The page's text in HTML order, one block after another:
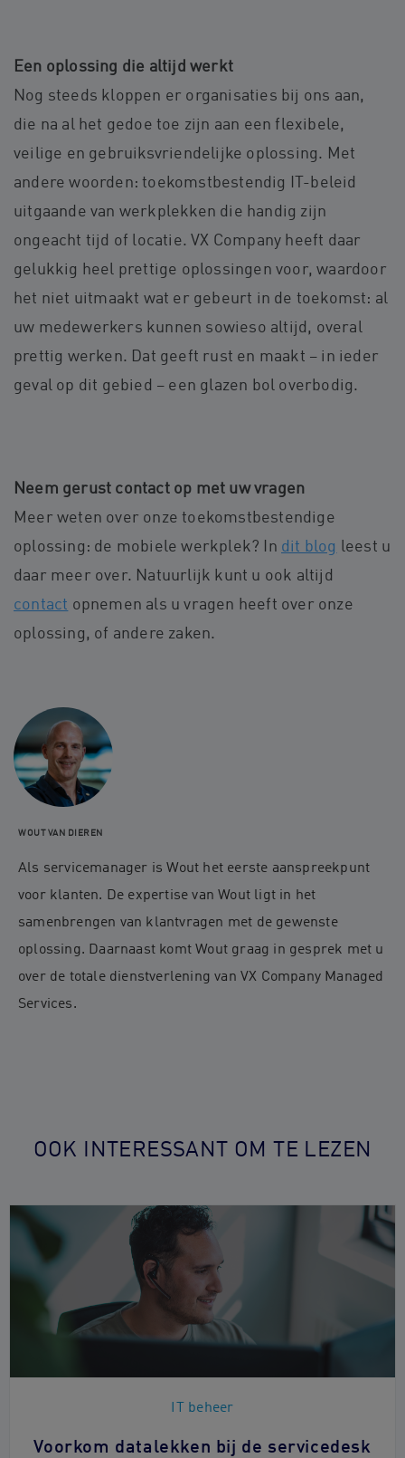
Een oplossing die altijd werkt
Nog steeds kloppen er organisaties bij ons aan,
die na al het gedoe toe zijn aan een flexibele,
veilige en gebruiksvriendelijke oplossing. Met
andere woorden: toekomstbestendig IT-beleid
uitgaande van werkplekken die handig zijn
ongeacht tijd of locatie. VX Company heeft daar
gelukkig heel prettige oplossingen voor, waardoor
het niet uitmaakt wat er gebeurt in de toekomst: al
uw medewerkers kunnen sowieso altijd, overal
prettig werken. Dat geeft rust en maakt – in ieder
geval op dit gebied – een glazen bol overbodig.
Neem gerust contact op met uw vragen
Meer weten over onze toekomstbestendige
oplossing: de mobiele werkplek? In dit blog leest u
daar meer over. Natuurlijk kunt u ook altijd
contact opnemen als u vragen heeft over onze
oplossing, of andere zaken.
WOUT VAN DIEREN
Als servicemanager is Wout het eerste aanspreekpunt
voor klanten. De expertise van Wout ligt in het
samenbrengen van klantvragen met de gewenste
oplossing. Daarnaast komt Wout graag in gesprek met u
over de totale dienstverlening van VX Company Managed
Services.
OOK INTERESSANT OM TE LEZEN
IT beheer
Voorkom datalekken bij de servicedesk